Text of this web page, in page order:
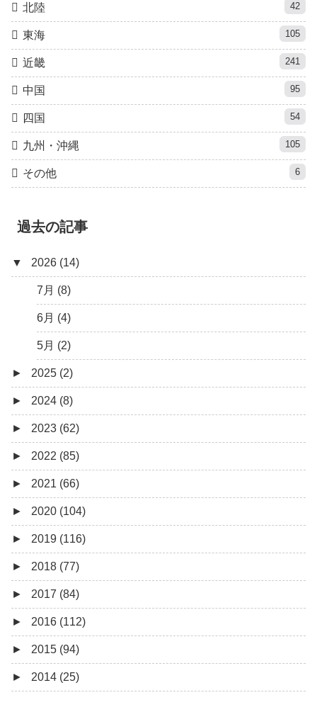
北陸 42
東海 105
近畿 241
中国 95
四国 54
九州・沖縄 105
その他 6
過去の記事
▼ 2026 (14)
7月 (8)
6月 (4)
5月 (2)
► 2025 (2)
12月 (1)
6月 (1)
► 2024 (8)
8月 (1)
7月 (1)
5月 (2)
4月 (3)
3月 (1)
► 2023 (62)
9月 (1)
8月 (1)
7月 (8)
6月 (5)
5月 (7)
4月 (9)
3月 (15)
2月 (6)
1月 (10)
► 2022 (85)
12月 (3)
10月 (1)
9月 (4)
8月 (5)
7月 (5)
6月 (8)
5月 (13)
4月 (12)
► 2021 (66)
12月 (4)
11月 (8)
10月 (1)
8月 (2)
7月 (4)
6月 (6)
5月 (5)
► 2020 (104)
12月 (7)
11月 (10)
10月 (8)
9月 (5)
8月 (9)
7月 (8)
► 2019 (116)
12月 (9)
11月 (11)
10月 (9)
9月 (16)
8月 (9)
► 2018 (77)
12月 (6)
11月 (4)
10月 (8)
9月 (12)
► 2017 (84)
12月 (5)
11月 (3)
10月 (5)
► 2016 (112)
12月 (5)
11月 (11)
► 2015 (94)
12月 (4)
► 2014 (25)